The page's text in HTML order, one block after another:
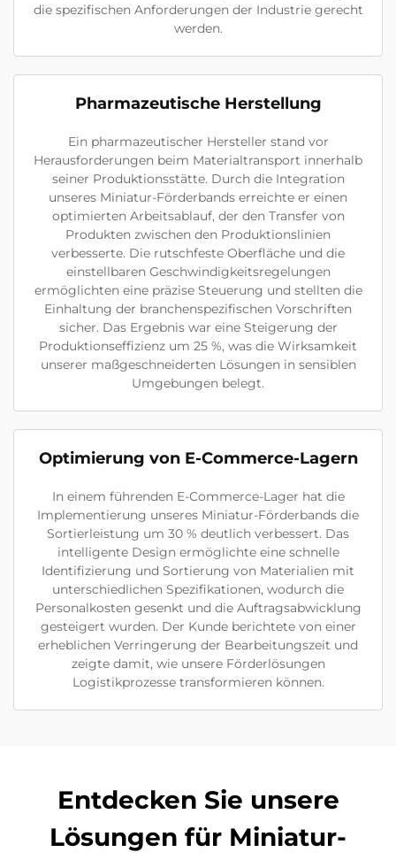
die spezifischen Anforderungen der Industrie gerecht
werden.
Pharmazeutische Herstellung
Ein pharmazeutischer Hersteller stand vor
Herausforderungen beim Materialtransport innerhalb
seiner Produktionsstätte. Durch die Integration
unseres Miniatur-Förderbands erreichte er einen
optimierten Arbeitsablauf, der den Transfer von
Produkten zwischen den Produktionslinien
verbesserte. Die rutschfeste Oberfläche und die
einstellbaren Geschwindigkeitsregelungen
ermöglichten eine präzise Steuerung und stellten die
Einhaltung der branchenspezifischen Vorschriften
sicher. Das Ergebnis war eine Steigerung der
Produktionseffizienz um 25 %, was die Wirksamkeit
unserer maßgeschneiderten Lösungen in sensiblen
Umgebungen belegt.
Optimierung von E-Commerce-Lagern
In einem führenden E-Commerce-Lager hat die
Implementierung unseres Miniatur-Förderbands die
Sortierleistung um 30 % deutlich verbessert. Das
intelligente Design ermöglichte eine schnelle
Identifizierung und Sortierung von Materialien mit
unterschiedlichen Spezifikationen, wodurch die
Personalkosten gesenkt und die Auftragsabwicklung
gesteigert wurden. Der Kunde berichtete von einer
erheblichen Verringerung der Bearbeitungszeit und
zeigte damit, wie unsere Förderlösungen
Logistikprozesse transformieren können.
Entdecken Sie unsere
Lösungen für Miniatur-